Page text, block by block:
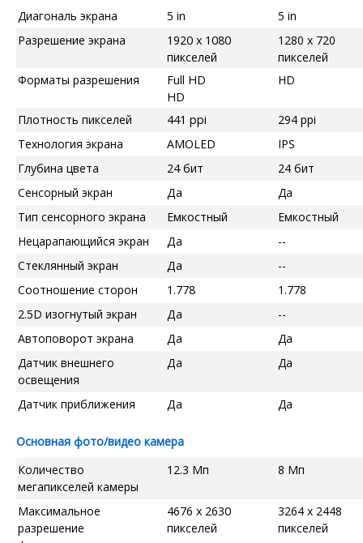
Диагональ экрана 5 in
5 in
Разрешение экрана
1920 x 1080
пикселей
1280 x 720
пикселей
Форматы разрешения
Full HD
HD
HD
Плотность пикселей 441 ppi
294 ppi
Технология экрана
AMOLED
IPS
Глубина цвета
24 бит
24 бит
Сенсорный экран
Да
Да
Тип сенсорного экрана
Емкостный
Емкостный
Нецарапающийся экран
Да
--
Стеклянный экран
Да
--
Соотношение сторон
1.778
1.778
2.5D изогнутый экран
Да
--
Автоповорот экрана
Да
Да
Датчик внешнего
освещения
Да Да
Датчик приближения Да Да
Основная фото/видео камера
Количество
мегапикселей камеры
12.3 Мп 8 Мп
Максимальное
разрешение
4676 x 2630
пикселей
3264 x 2448
пикселей